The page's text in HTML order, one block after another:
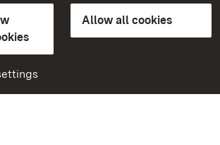
Allow all cookies
Gardens of Baden-Wuerttemberg
free access
Seiten)